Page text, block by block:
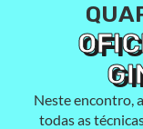
Neste encontro,
todas as